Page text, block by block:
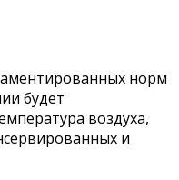
норм
будет
воздуха,
и